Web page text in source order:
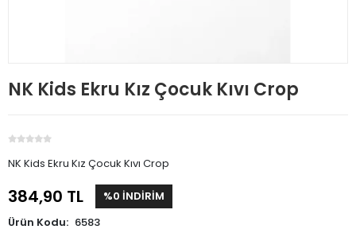
NK Kids Ekru Kız Çocuk Kıvı Crop
NK Kids Ekru Kız Çocuk Kıvı Crop
384,90 TL
%0 İNDİRİM
Ürün Kodu: 6583